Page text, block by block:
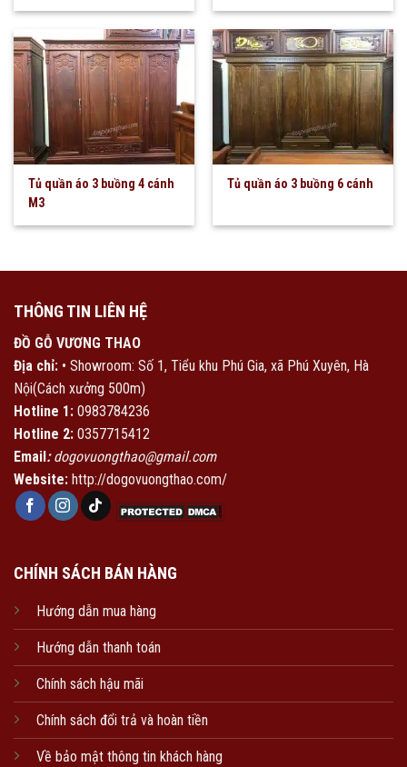
Tủ quần áo 3 buồng 4 cánh
M3
Tủ quần áo 3 buồng 6 cánh
THÔNG TIN LIÊN HỆ
ĐỒ GỖ VƯƠNG THAO
Địa chỉ: • Showroom: Số 1, Tiểu khu Phú Gia, xã Phú Xuyên, Hà
Nội(Cách xưởng 500m)
Hotline 1: 0983784236
Hotline 2: 0357715412
Email:dogovuongthao@gmail.com
Website: http://dogovuongthao.com/
CHÍNH SÁCH BÁN HÀNG
Hướng dẫn mua hàng
Hướng dẫn thanh toán
Chính sách hậu mãi
Chính sách đổi trả và hoàn tiền
Về bảo mật thông tin khách hàng